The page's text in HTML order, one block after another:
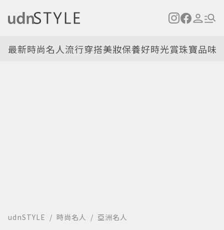
最新時尚名人流行穿搭美妝保養好時光賞珠寶品味
udnSTYLE 時尚名人 亞洲名人